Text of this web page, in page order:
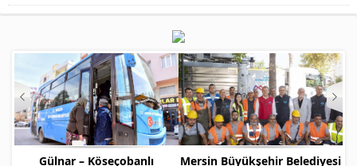
Gülnar – Köseçobanlı
Mersin Büyükşehir Belediyesi